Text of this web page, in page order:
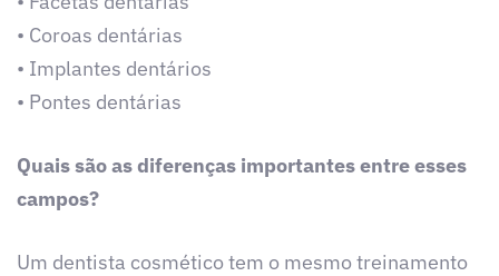
• Coroas dentárias
• Implantes dentários
• Pontes dentárias
Quais são as diferenças importantes entre esses
campos?
Um dentista cosmético tem o mesmo treinamento